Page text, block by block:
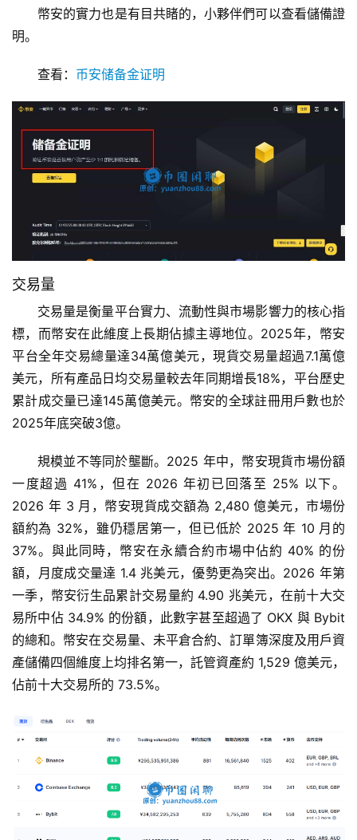
幣安的實力也是有目共睹的，小夥伴們可以查看儲備證
明。
查看： 币安储备金证明
交易量
交易量是衡量平台實力、流動性與市場影響力的核心指
標，而幣安在此維度上長期佔據主導地位。2025年，幣安
平台全年交易總量達34萬億美元，現貨交易量超過7.1萬億
美元，所有產品日均交易量較去年同期增長18%，平台歷史
累計成交量已達145萬億美元。幣安的全球註冊用戶數也於
2025年底突破3億。
規模並不等同於壟斷。2025 年中，幣安現貨市場份額
一度超過 41%，但在 2026 年初已回落至 25% 以下。
2026 年 3 月，幣安現貨成交額為 2,480 億美元，市場份
額約為 32%，雖仍穩居第一，但已低於 2025 年 10 月的
37%。與此同時，幣安在永續合約市場中佔約 40% 的份
額，月度成交量達 1.4 兆美元，優勢更為突出。2026 年第
一季，幣安衍生品累計交易量約 4.90 兆美元，在前十大交
易所中佔 34.9% 的份額，此數字甚至超過了 OKX 與 Bybit
的總和。幣安在交易量、未平倉合約、訂單簿深度及用戶資
產儲備四個維度上均排名第一，託管資產約 1,529 億美元，
佔前十大交易所的 73.5%。